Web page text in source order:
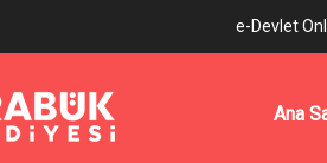
e-Devlet
Ana